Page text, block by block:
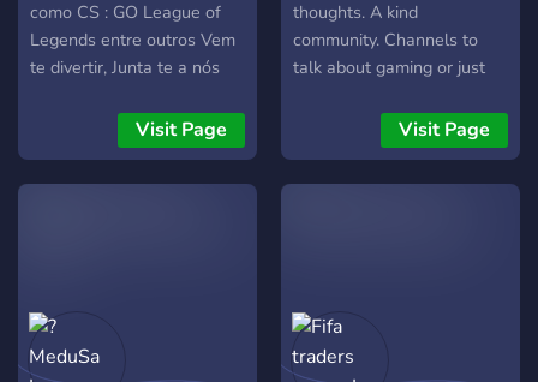
serverių būseną realiuoju
laiku, peržiūrėti žaidėjų
statistiką, reitingus ir
CS2 bendruomenės. Jeigu
ieškote patikimų CS2
rasite su kuo žaisti. Čia
svarbiausia – gera žaidimo
patirtis, sąžininga
(called Ambassadors), and
the league is run with an
emphasis on transparency
como CS : GO League of
Legends entre outros Vem
te divertir, Junta te a nós
Visit Page
thoughts. A kind
community. Channels to
talk about gaming or just
come along and join in!
Visit Page